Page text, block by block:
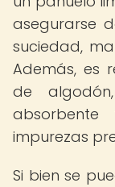
asegurarse
suciedad,
Además, es
de
impurezas
Si bien se